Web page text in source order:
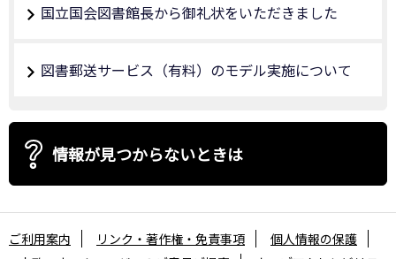
国立国会図書館長から御礼状をいただきました
図書郵送サービス（有料）のモデル実施について
情報が見つからないときは
ご利用案内 リンク・著作権・免責事項
個人情報の保護